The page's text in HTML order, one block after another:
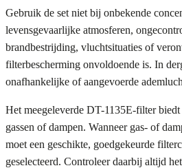
Gebruik de set niet bij onbekende
levensgevaarlijke atmosferen,
brandbestrijding, vluchtsituaties of
filterbescherming onvoldoende is. In
onafhankelijke of aangevoerde
Het meegeleverde DT-1135E-filter biedt
gassen of dampen. Wanneer gas- of
moet een geschikte, goedgekeurde
geselecteerd. Controleer daarbij altijd